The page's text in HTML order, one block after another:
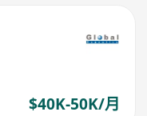
$40K-50K/月